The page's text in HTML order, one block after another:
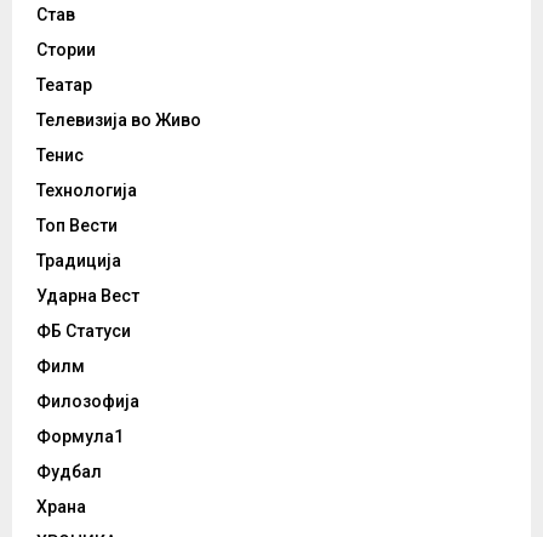
Став
Стории
Театар
Телевизија во Живо
Тенис
Технологија
Топ Вести
Традиција
Ударна Вест
ФБ Статуси
Филм
Филозофија
Формула1
Фудбал
Храна